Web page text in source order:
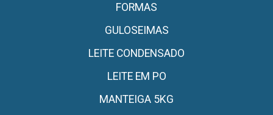
FORMAS
GULOSEIMAS
LEITE CONDENSADO
LEITE EM PO
MANTEIGA 5KG